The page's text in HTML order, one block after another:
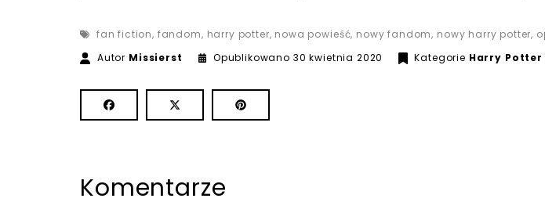
fan fiction, fandom, harry potter, nowa powieść, nowy fandom, nowy harry potter,
Autor Missierst Opublikowano 30 kwietnia 2020 17 maja 2020
Kategorie Harry Potter
Komentarze